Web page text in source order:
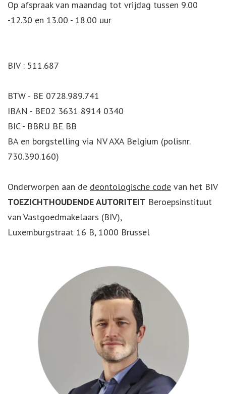
Op afspraak van maandag tot vrijdag tussen 9.00
-12.30 en 13.00 - 18.00 uur
BIV : 511.687
BTW - BE 0728.989.741
IBAN - BE02 3631 8914 0340
BIC - BBRU BE BB
BA en borgstelling via NV AXA Belgium (polisnr.
730.390.160)
Onderworpen aan de deontologische code van het BIV
TOEZICHTHOUDENDE AUTORITEIT Beroepsinstituut
van Vastgoedmakelaars (BIV),
Luxemburgstraat 16 B, 1000 Brussel